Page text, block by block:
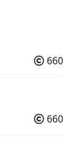
660
660